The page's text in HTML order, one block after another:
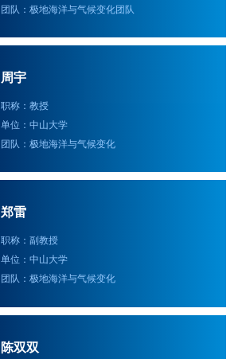
团队：极地海洋与气候变化团队
周宇
职称：教授
单位：中山大学
团队：极地海洋与气候变化
郑雷
职称：副教授
单位：中山大学
团队：极地海洋与气候变化
陈双双